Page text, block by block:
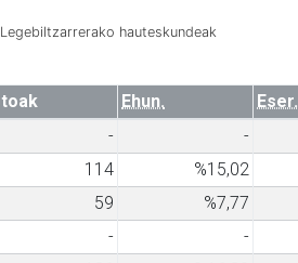
hauteskundeak
Ehun.
Eser.
- -
114 %15,02
59 %7,77
- -